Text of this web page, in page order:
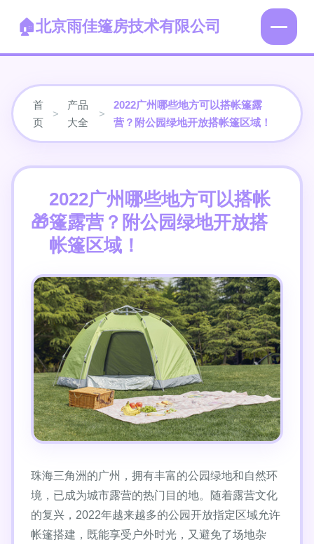
北京雨佳篷房技术有限公司
首
页
>
产品
大全
>
2022广州哪些地方可以搭帐篷露
营？附公园绿地开放搭帐篷区域！
2022广州哪些地方可以搭帐
篷露营？附公园绿地开放搭
帐篷区域！
珠海三角洲的广州，拥有丰富的公园绿地和自然环
境，已成为城市露营的热门目的地。随着露营文化
的复兴，2022年越来越多的公园开放指定区域允许
帐篷搭建，既能享受户外时光，又避免了场地杂